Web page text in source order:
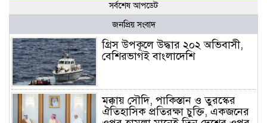
সর্বশেষ আপডেট
জনপ্রিয় সংবাদ
গ্রিস উপকূলে উদ্ধার ২০২ অভিবাসী,
বেশিরভাগই বাংলাদেশি
মক্কায় সৌদি, পাকিস্তান ও তুরস্কের
ঐতিহাসিক প্রতিরক্ষা চুক্তি, একজনের